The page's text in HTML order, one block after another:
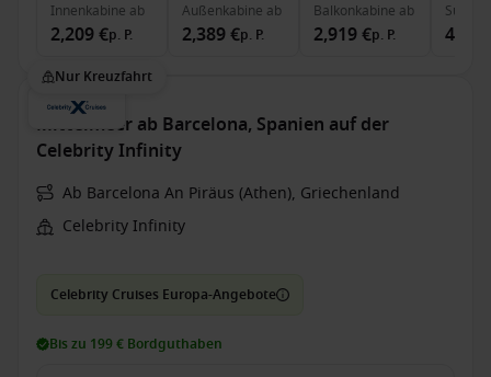
Innenkabine ab
2,209 €p. P.
Außenkabine ab
2,389 €p. P.
Balkonkabine ab
2,919 €p. P.
Suite
Nur Kreuzfahrt
Mittelmeer ab Barcelona, Spanien auf der
Celebrity Infinity
Ab Barcelona An Piräus (Athen), Griechenland
Celebrity Infinity
Celebrity Cruises Europa-Angebote
Bis zu 199 € Bordguthaben